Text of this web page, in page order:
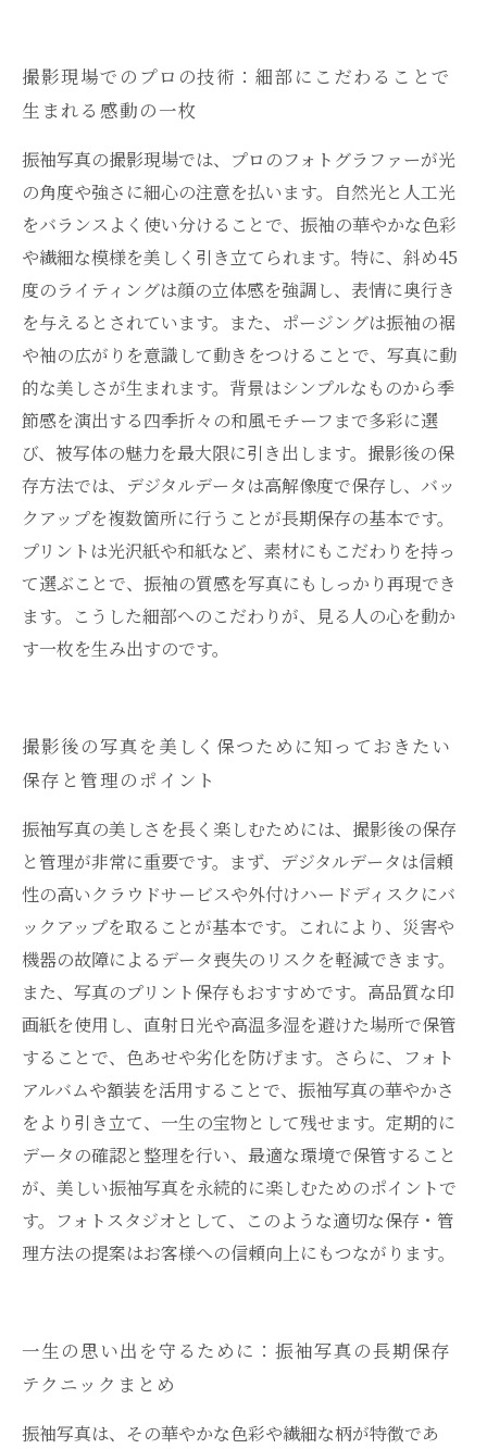
撮影現場でのプロの技術：細部にこだわることで
生まれる感動の一枚
振袖写真の撮影現場では、プロのフォトグラファーが光
の角度や強さに細心の注意を払います。自然光と人工光
をバランスよく使い分けることで、振袖の華やかな色彩
や繊細な模様を美しく引き立てられます。特に、斜め45
度のライティングは顔の立体感を強調し、表情に奥行き
を与えるとされています。また、ポージングは振袖の裾
や袖の広がりを意識して動きをつけることで、写真に動
的な美しさが生まれます。背景はシンプルなものから季
節感を演出する四季折々の和風モチーフまで多彩に選
び、被写体の魅力を最大限に引き出します。撮影後の保
存方法では、デジタルデータは高解像度で保存し、バッ
クアップを複数箇所に行うことが長期保存の基本です。
プリントは光沢紙や和紙など、素材にもこだわりを持っ
て選ぶことで、振袖の質感を写真にもしっかり再現でき
ます。こうした細部へのこだわりが、見る人の心を動か
す一枚を生み出すのです。
撮影後の写真を美しく保つために知っておきたい
保存と管理のポイント
振袖写真の美しさを長く楽しむためには、撮影後の保存
と管理が非常に重要です。まず、デジタルデータは信頼
性の高いクラウドサービスや外付けハードディスクにバ
ックアップを取ることが基本です。これにより、災害や
機器の故障によるデータ喪失のリスクを軽減できます。
また、写真のプリント保存もおすすめです。高品質な印
画紙を使用し、直射日光や高温多湿を避けた場所で保管
することで、色あせや劣化を防げます。さらに、フォト
アルバムや額装を活用することで、振袖写真の華やかさ
をより引き立て、一生の宝物として残せます。定期的に
データの確認と整理を行い、最適な環境で保管すること
が、美しい振袖写真を永続的に楽しむためのポイントで
す。フォトスタジオとして、このような適切な保存・管
理方法の提案はお客様への信頼向上にもつながります。
一生の思い出を守るために：振袖写真の長期保存
テクニックまとめ
振袖写真は、その華やかな色彩や繊細な柄が特徴であ